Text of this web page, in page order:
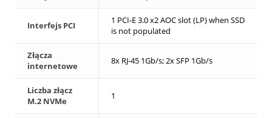
Interfejs PCI
1 PCI-E 3.0 x2 AOC slot (LP) when SSD
is not populated
Złącza
internetowe
8x RJ-45 1Gb/s; 2x SFP 1Gb/s
Liczba złącz
M.2 NVMe
1